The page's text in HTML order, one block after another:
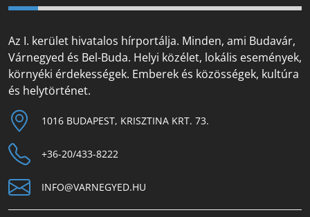
Az I. kerület hivatalos hírportálja. Minden, ami Budavár,
Várnegyed és Bel-Buda. Helyi közélet, lokális események,
környéki érdekességek. Emberek és közösségek, kultúra
és helytörténet.
1016 BUDAPEST, KRISZTINA KRT. 73.
+36-20/433-8222
INFO@VARNEGYED.HU